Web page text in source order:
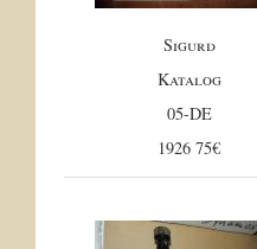
Sigurd
Katalog
05-DE
1926 75€